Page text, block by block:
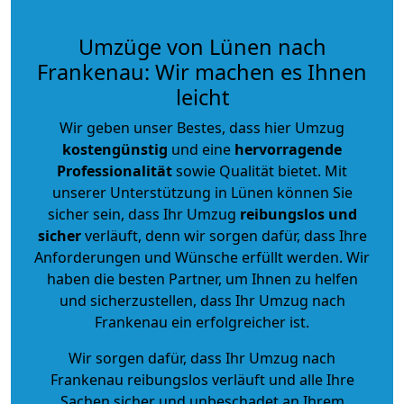
Umzüge von Lünen nach
Frankenau: Wir machen es Ihnen
leicht
Wir geben unser Bestes, dass hier Umzug
kostengünstig und eine hervorragende
Professionalitätsowie Qualität bietet. Mit
unserer Unterstützung in Lünen können Sie
sicher sein, dass Ihr Umzug reibungslos und
sicherverläuft, denn wir sorgen dafür, dass Ihre
Anforderungen und Wünsche erfüllt werden. Wir
haben die besten Partner, um Ihnen zu helfen
und sicherzustellen, dass Ihr Umzug nach
Frankenau ein erfolgreicher ist.
Wir sorgen dafür, dass Ihr Umzug nach
Frankenau reibungslos verläuft und alle Ihre